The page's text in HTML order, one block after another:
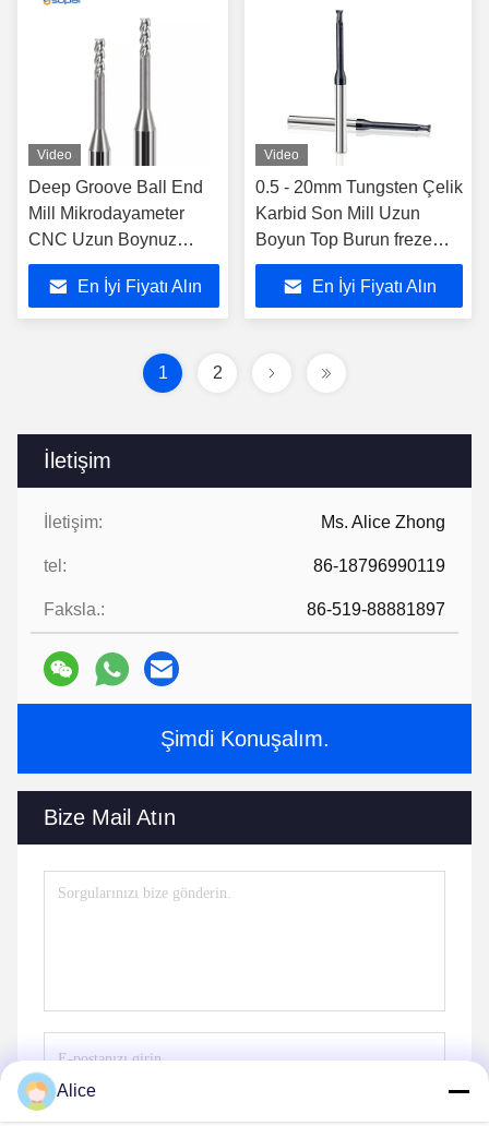
İletişim
İletişim: Ms. Alice Zhong
tel: 86-18796990119
Faksla.: 86-519-88881897
Şimdi Konuşalım.
Bize Mail Atın
Video
Deep Groove Ball End
Mill Mikrodayameter
CNC Uzun Boynuz
Uzun Açıklık Küçük
freze kesicisi
En İyi Fiyatı Alın
Video
0.5 - 20mm Tungsten Çelik
Karbid Son Mill Uzun
Boyun Top Burun freze
kesicisi Katı 2 Flüt CNC
Araçlar
En İyi Fiyatı Alın
1 2
Alice